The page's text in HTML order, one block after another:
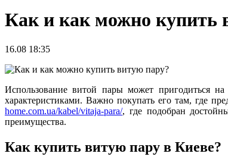
Как и как можно купить
16.08 18:35
Использование витой пары может пригодиться
характеристиками. Важно покупать его там, где
home.com.ua/kabel/vitaja-para/, где подобран
преимущества.
Как купить витую пару в Киеве?